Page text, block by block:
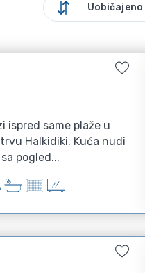
ispred same plaže u
Halkidiki. Kuća nudi
pogled...